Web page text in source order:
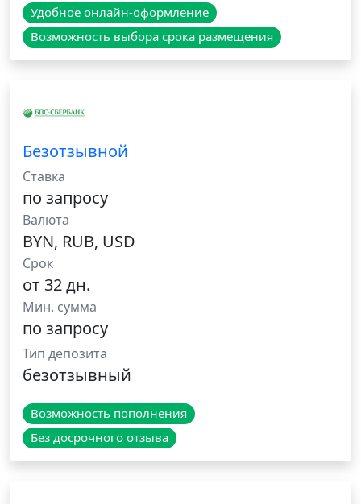
Удобное онлайн-оформление
Возможность выбора срока размещения
Безотзывной
Ставка
по запросу
Валюта
BYN, RUB, USD
Срок
от 32 дн.
Мин. сумма
по запросу
Тип депозита
безотзывный
Возможность пополнения
Без досрочного отзыва